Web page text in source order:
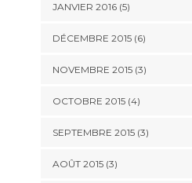
JANVIER 2016(5)
DÉCEMBRE 2015(6)
NOVEMBRE 2015(3)
OCTOBRE 2015(4)
SEPTEMBRE 2015(3)
AOÛT 2015(3)